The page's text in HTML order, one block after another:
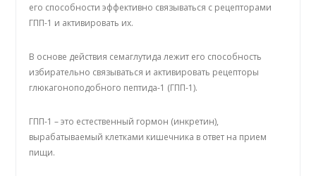
его способности эффективно связываться с рецепторами
ГПП-1 и активировать их.
В основе действия семаглутида лежит его способность
избирательно связываться и активировать рецепторы
глюкагоноподобного пептида-1 (ГПП-1).
ГПП-1 – это естественный гормон (инкретин),
вырабатываемый клетками кишечника в ответ на прием
пищи.